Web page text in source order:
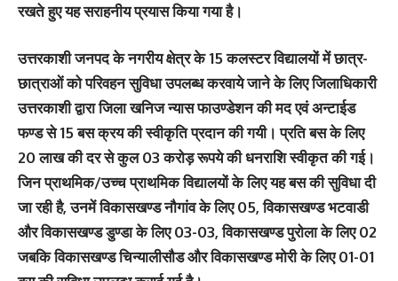
रखते हुए यह सराहनीय प्रयास किया गया है।
उत्तरकाशी जनपद के नगरीय क्षेत्र के 15 कलस्टर विद्यालयों में छात्र-
छात्राओं को परिवहन सुविधा उपलब्ध करवाये जाने के लिए जिलाधिकारी
उत्तरकाशी द्वारा जिला खनिज न्यास फाउण्डेशन की मद एवं अन्टाईड
फण्ड से 15 बस क्रय की स्वीकृति प्रदान की गयी। प्रति बस के लिए
20 लाख की दर से कुल 03 करोड़ रूपये की धनराशि स्वीकृत की गई।
जिन प्राथमिक/उच्च प्राथमिक विद्यालयों के लिए यह बस की सुविधा दी
जा रही है, उनमें विकासखण्ड नौगांव के लिए 05, विकासखण्ड भटवाडी
और विकासखण्ड डुण्डा के लिए 03-03, विकासखण्ड पुरोला के लिए 02
जबकि विकासखण्ड चिन्यालीसौड और विकासखण्ड मोरी के लिए 01-01